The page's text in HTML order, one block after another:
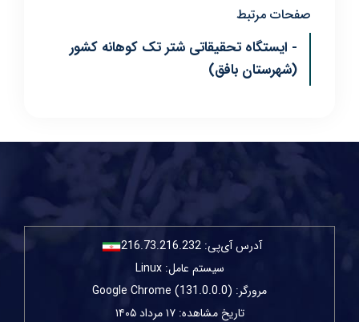
صفحات مرتبط
- ایستگاه تحقیقاتی شتر تک کوهانه کشور
(شهرستان بافق)
آدرس آی‌پی: 216.73.216.232
سیستم عامل: Linux
مرورگر: Google Chrome (131.0.0.0)
تاریخ مشاهده: ۱۷ مرداد ۱۴۰۵